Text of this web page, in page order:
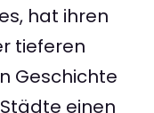
hat ihren
tieferen
Geschichte
einen